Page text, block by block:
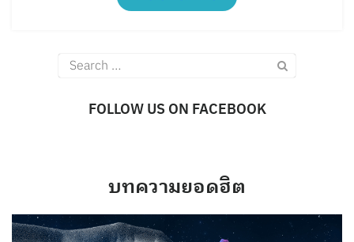
Search
for:
FOLLOW US ON FACEBOOK
บทความยอดฮิต